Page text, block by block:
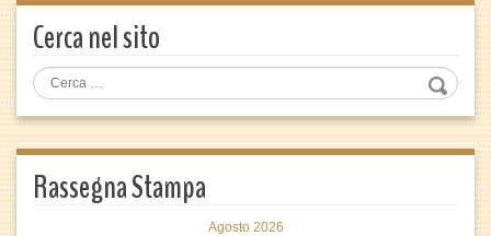
Cerca nel sito
Rassegna Stampa
Agosto 2026